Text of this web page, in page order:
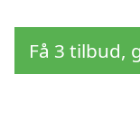
Få 3 tilbud,